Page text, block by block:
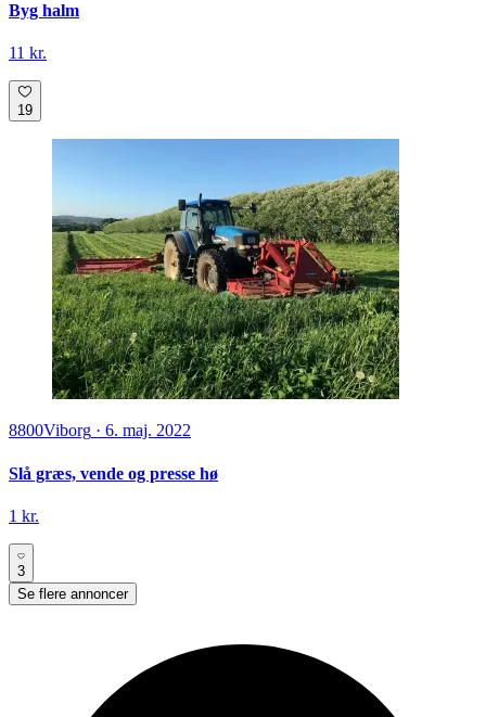
Byg halm
11 kr.
19
8800Viborg · 6. maj. 2022
Slå græs, vende og presse hø
1 kr.
3
Se flere annoncer